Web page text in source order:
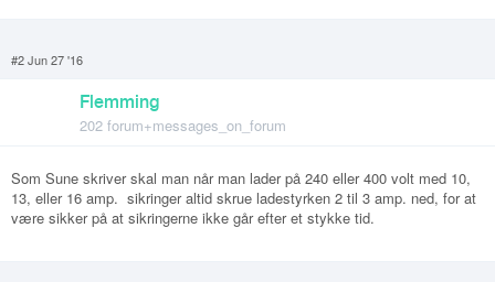
#2 Jun 27 '16
Flemming
202 forum+messages_on_forum
Som Sune skriver skal man når man lader på 240 eller 400 volt med 10,
13, eller 16 amp. sikringer altid skrue ladestyrken 2 til 3 amp. ned, for at
være sikker på at sikringerne ikke går efter et stykke tid.